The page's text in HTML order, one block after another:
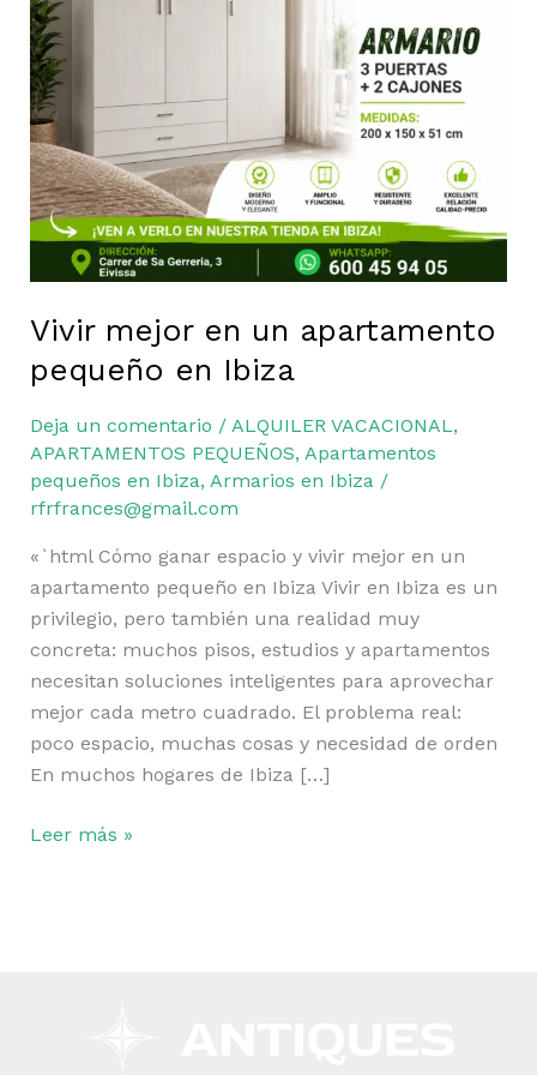
Vivir mejor en un apartamento
pequeño en Ibiza
Deja un comentario / ALQUILER VACACIONAL,
APARTAMENTOS PEQUEÑOS, Apartamentos
pequeños en Ibiza, Armarios en Ibiza/
rfrfrances@gmail.com
«`html Cómo ganar espacio y vivir mejor en un
apartamento pequeño en Ibiza Vivir en Ibiza es un
privilegio, pero también una realidad muy
concreta: muchos pisos, estudios y apartamentos
necesitan soluciones inteligentes para aprovechar
mejor cada metro cuadrado. El problema real:
poco espacio, muchas cosas y necesidad de orden
En muchos hogares de Ibiza […]
Ibiza
Leer más »